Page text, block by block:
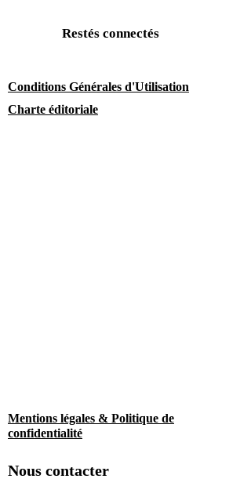
Restés connectés
Conditions Générales d'Utilisation
Charte éditoriale
Mentions légales & Politique de
confidentialité
Nous contacter